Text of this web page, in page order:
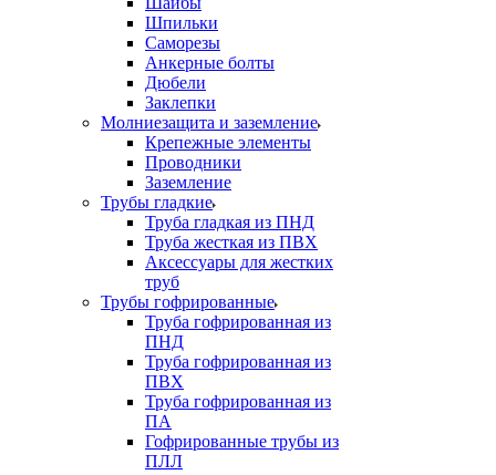
Шпильки
Саморезы
Анкерные болты
Дюбели
Заклепки
Молниезащита и заземление
Крепежные элементы
Проводники
Заземление
Трубы гладкие
Труба гладкая из ПНД
Труба жесткая из ПВХ
Аксессуары для жестких
труб
Трубы гофрированные
Труба гофрированная из
ПНД
Труба гофрированная из
ПВХ
Труба гофрированная из
ПА
Гофрированные трубы из
ПЛЛ